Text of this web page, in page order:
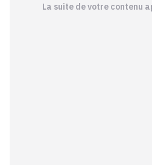
La suite de votre contenu